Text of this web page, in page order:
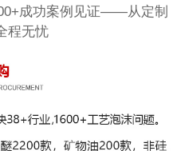
成功案例见证——从定制
程无忧